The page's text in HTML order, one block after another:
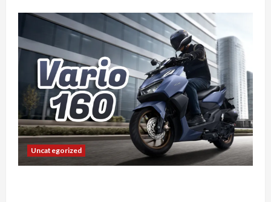
Uncategorized